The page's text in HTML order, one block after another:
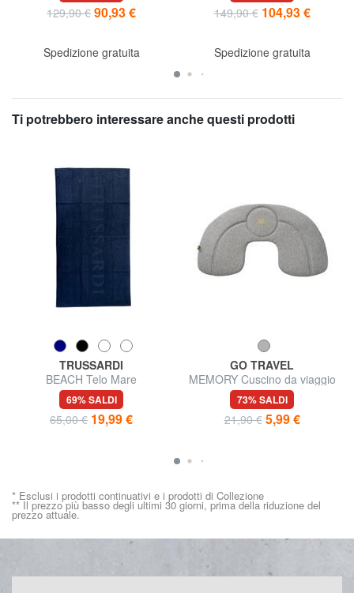
129,90 € 90,93 €
Spedizione gratuita
149,90 € 104,93 €
Spedizione gratuita
Ti potrebbero interessare anche questi prodotti
TRUSSARDI
BEACH Telo Mare
69% SALDI
65,00 € 19,99 €
GO TRAVEL
MEMORY Cuscino da viaggio
gonfiabile
73% SALDI
21,90 € 5,99 €
* Esclusi i prodotti continuativi e i prodotti di Collezione
** Il prezzo più basso degli ultimi 30 giorni, prima della riduzione del
prezzo attuale.